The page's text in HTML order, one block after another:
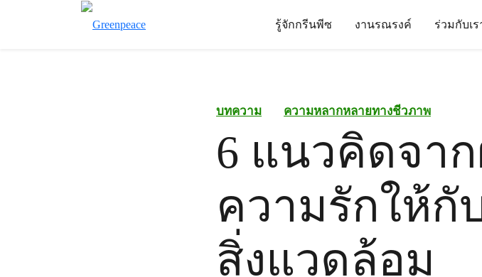
รู้จักกรีนพีซ งานรณรงค์ ร่วมกับเร
บทความ ความหลากหลายทางชีวภาพ
6 แนวคิดจา
ความรักให้กั
สิ่งแวดล้อม